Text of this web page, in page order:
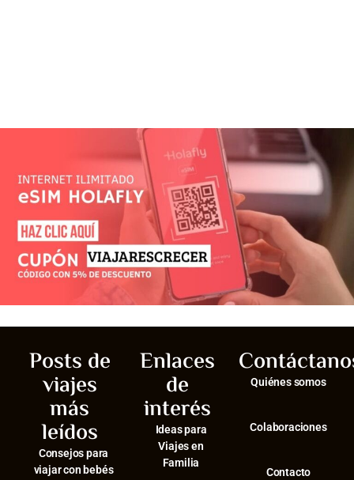
Posts de
viajes
más
leídos
Consejos para
viajar con bebés
Enlaces
de
interés
Ideas para
Viajes en
Familia
Quiénes somos
Colaboraciones
Contacto